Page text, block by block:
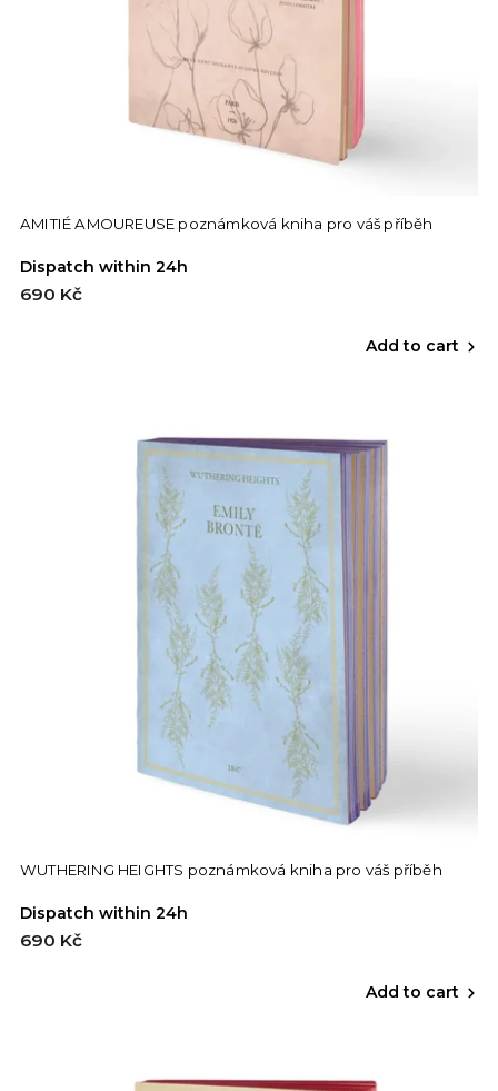
AMITIÉ AMOUREUSE poznámková kniha pro váš příběh
Dispatch within 24h
690 Kč
Add to cart
WUTHERING HEIGHTS poznámková kniha pro váš příběh
Dispatch within 24h
690 Kč
Add to cart